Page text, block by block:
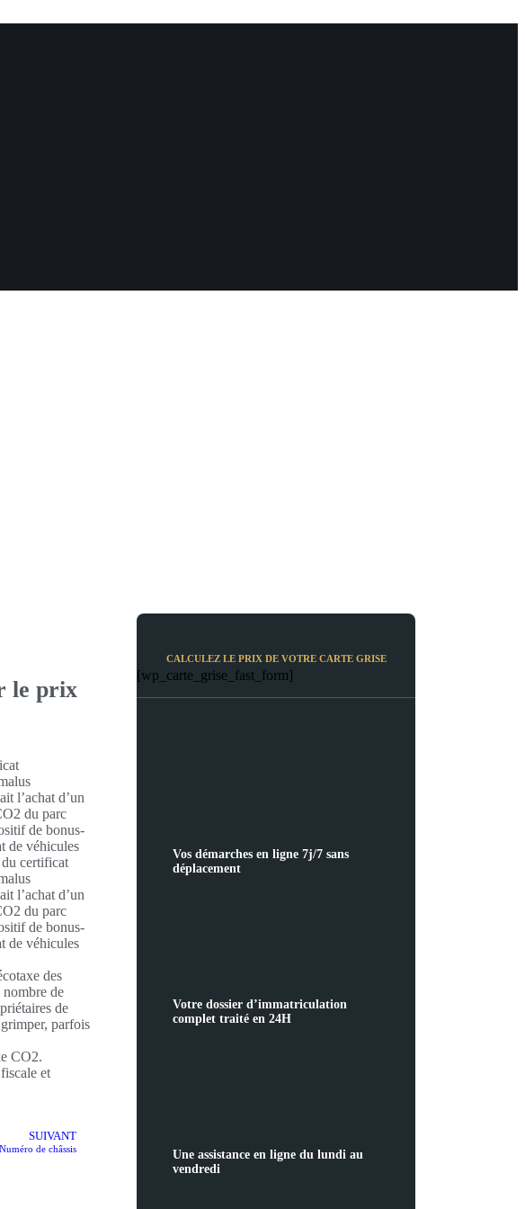
le prix
l’achat d’un
du parc
de bonus-
de véhicules
certificat
l’achat d’un
du parc
de bonus-
de véhicules
des
de
de
parfois
CO2.
et
SUIVANT
Numéro de châssis
CALCULEZ LE PRIX DE VOTRE CARTE GRISE
[wp_carte_grise_fast_form]
Vos démarches en ligne 7j/7 sans
déplacement
Votre dossier d’immatriculation
complet traité en 24H
Une assistance en ligne du lundi au
vendredi